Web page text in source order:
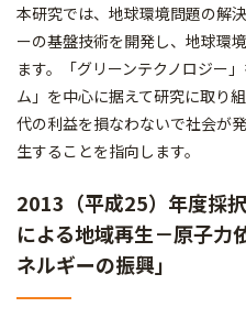
本研究では、地球環境問題の解
ーの基盤技術を開発し、地球環
ます。「グリーンテクノロジー
ム」を中心に据えて研究に取り
代の利益を損なわないで社会が
生することを指向します。
2013（平成25）年度採
による地域再生－原子力
ネルギーの振興」